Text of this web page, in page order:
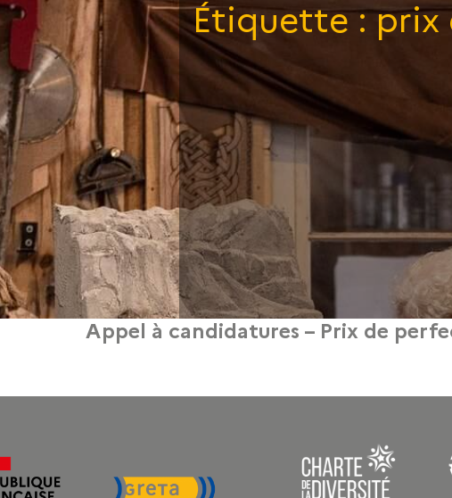
Étiquette :prix
Appel à candidatures – Prix de